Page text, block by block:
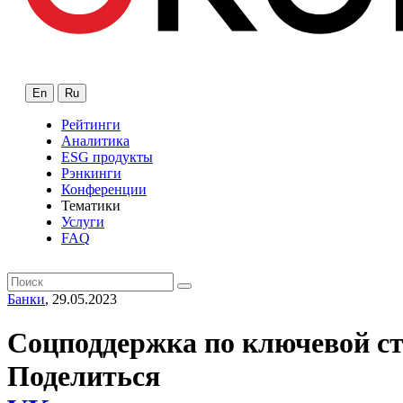
En Ru
Рейтинги
Аналитика
ESG продукты
Рэнкинги
Конференции
Тематики
Услуги
FAQ
Банки, 29.05.2023
Соцподдержка по ключевой
Поделиться